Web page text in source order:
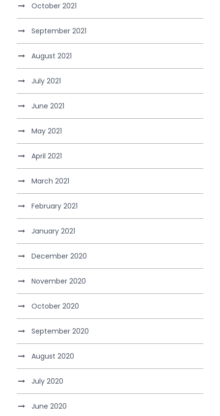
October 2021
September 2021
August 2021
July 2021
June 2021
May 2021
April 2021
March 2021
February 2021
January 2021
December 2020
November 2020
October 2020
September 2020
August 2020
July 2020
June 2020